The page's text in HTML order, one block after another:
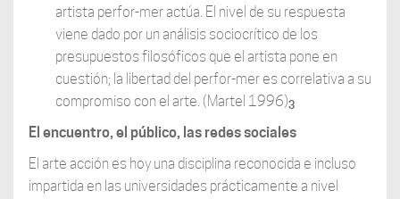
artista perfor-mer actúa. El nivel de su respuesta
viene dado por un análisis sociocrítico de los
presupuestos filosóficos que el artista pone en
cuestión; la libertad del perfor-mer es correlativa a su
compromiso con el arte. (Martel 1996)3
El encuentro, el público, las redes sociales
El arte acción es hoy una disciplina reconocida e incluso
impartida en las universidades prácticamente a nivel